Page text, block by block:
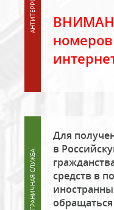
Для
в
средств в